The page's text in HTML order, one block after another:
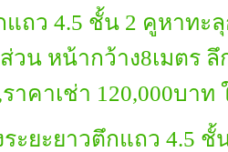
แถว 4.5 ชั้น 2 คูหาทะ
วน หน้ากว้าง8เมตร ลึ
าคาเช่า 120,000บา
ระยะยาวตึกแถว 4.5